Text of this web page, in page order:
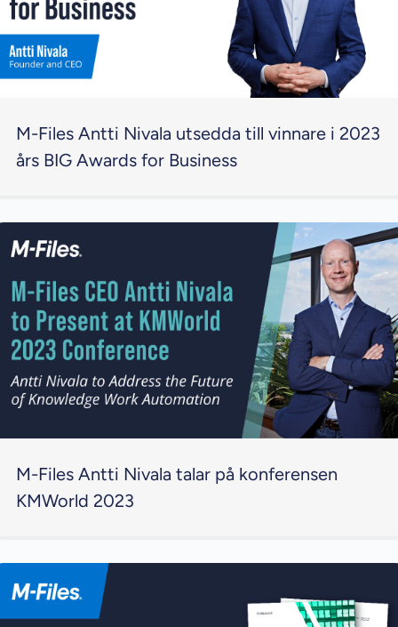
M-Files Antti Nivala utsedda till vinnare i 2023
års BIG Awards for Business
M-Files Antti Nivala talar på konferensen
KMWorld 2023